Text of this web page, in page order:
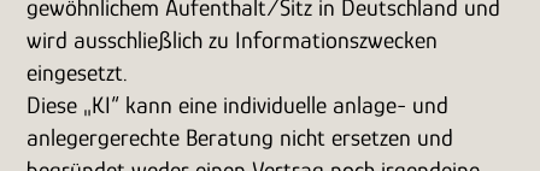
gewöhnlichem Aufenthalt/Sitz in Deutschland und
wird ausschließlich zu Informationszwecken
eingesetzt.
Diese „KI“ kann eine individuelle anlage- und
anlegergerechte Beratung nicht ersetzen und